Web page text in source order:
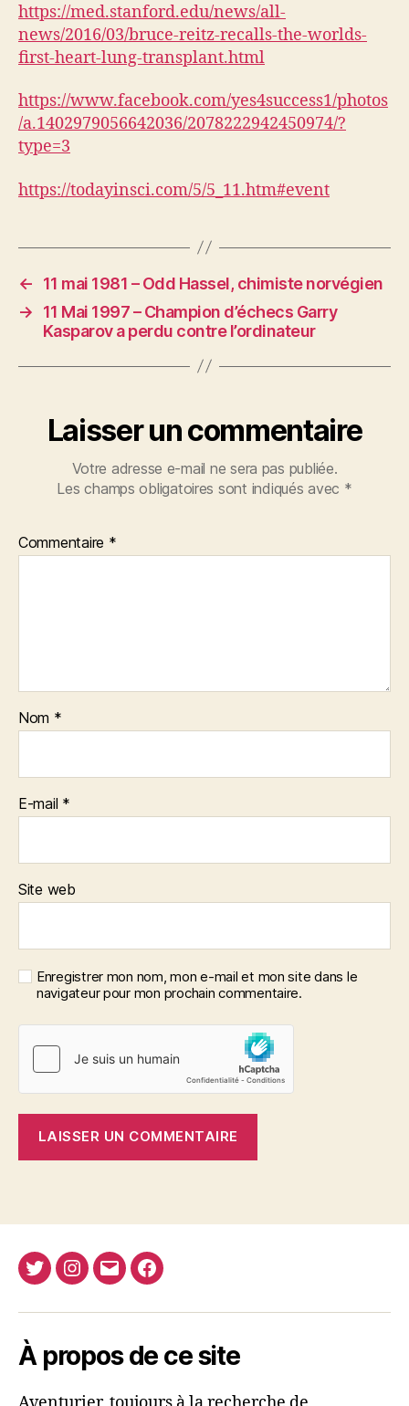
https://med.stanford.edu/news/all-
news/2016/03/bruce-reitz-recalls-the-worlds-
first-heart-lung-transplant.html
https://www.facebook.com/yes4success1/photos
/a.1402979056642036/2078222942450974/?
type=3
https://todayinsci.com/5/5_11.htm#event
←
11 mai 1981 – Odd Hassel, chimiste norvégien
→
11 Mai 1997 – Champion d’échecs Garry
Kasparov a perdu contre l’ordinateur
Laisser un commentaire
Votre adresse e-mail ne sera pas publiée.
Les champs obligatoires sont indiqués avec *
Commentaire *
Nom *
E-mail *
Site web
Enregistrer mon nom, mon e-mail et mon site dans le
navigateur pour mon prochain commentaire.
TwitterInstagram
E-
Facebook
À propos de ce site